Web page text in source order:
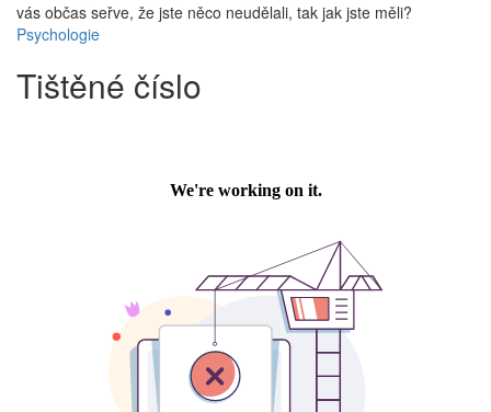
vás občas seřve, že jste něco neudělali, tak jak jste měli?
Psychologie
Tištěné číslo